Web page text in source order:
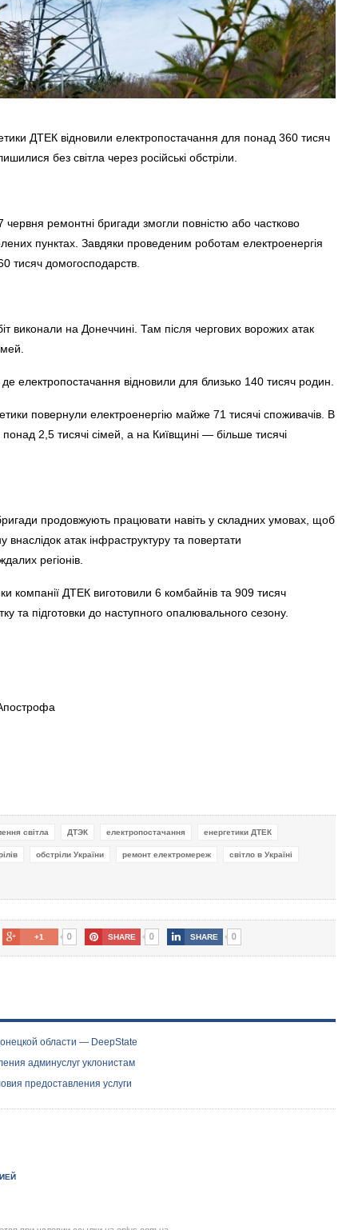
ДТЕК відновили електропостачання для понад 360 тисяч
без світла через російські обстріли.
червня ремонтні бригади змогли повністю або частково
пунктах. Завдяки проведеним роботам електроенергія
тисяч домогосподарств.
виконали на Донеччині. Там після чергових ворожих атак
електропостачання відновили для близько 140 тисяч родин.
повернули електроенергію майже 71 тисячі споживачів. В
понад 2,5 тисячі сімей, а на Київщині — більше тисячі
продовжують працювати навіть у складних умовах, щоб
атак інфраструктуру та повертати
регіонів.
компанії ДТЕК виготовили 6 комбайнів та 909 тисяч
та підготовки до наступного опалювального сезону.
світла ДТЭК електропостачання енергетики ДТЕК
обстріли України ремонт електромереж світло в Україні
+1 0 SHARE 0 SHARE 0
области — DeepState
админуслуг уклонистам
предоставления услуги